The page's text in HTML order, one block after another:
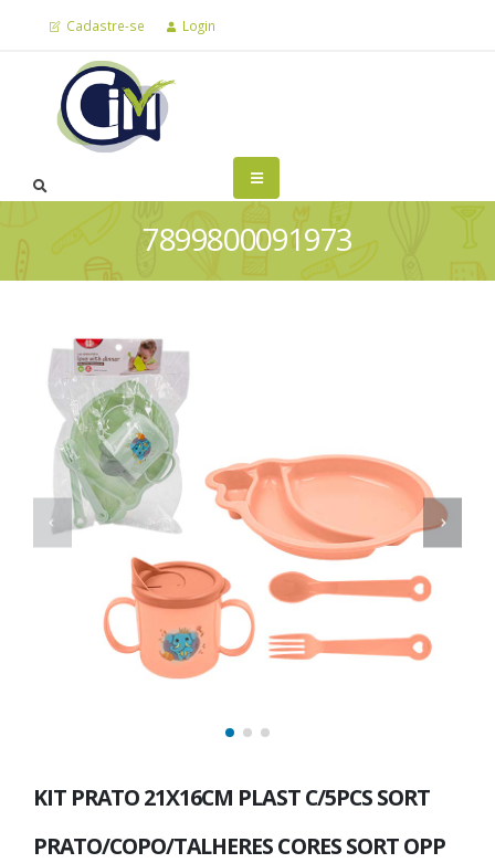
Cadastre-se Login
7899800091973
KIT PRATO 21X16CM PLAST C/5PCS SORT
PRATO/COPO/TALHERES CORES SORT OPP